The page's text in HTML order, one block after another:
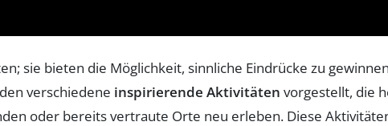
sie bieten die Möglichkeit, sinnliche Eindrücke zu
verschiedene inspirierende Aktivitäten vorgestellt, die
oder bereits vertraute Orte neu erleben. Diese